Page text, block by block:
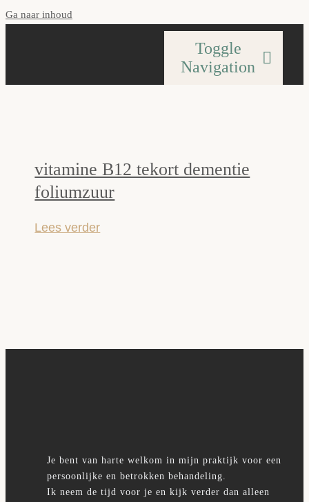
Ga naar inhoud
Toggle
Navigation
Mijn aanpak
Gratis
vitamine B12 tekort dementie
foliumzuur
Lees verder
Je bent van harte welkom in mijn praktijk voor een
persoonlijke en betrokken behandeling.
Ik neem de tijd voor je en kijk verder dan alleen